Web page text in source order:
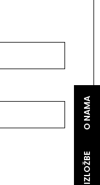
O NAMA
IZLOŽBE